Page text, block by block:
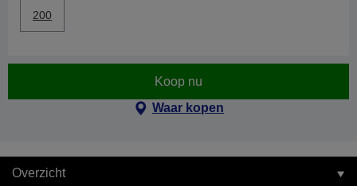
200
Koop nu
Waar kopen
Overzicht